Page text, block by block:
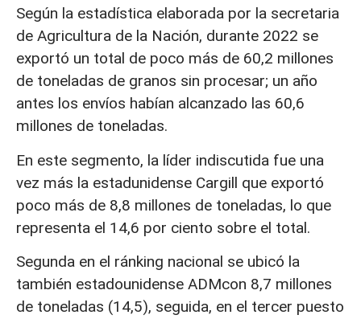
Según la estadística elaborada por la secretaria
de Agricultura de la Nación, durante 2022 se
exportó un total de poco más de 60,2 millones
de toneladas de granos sin procesar; un año
antes los envíos habían alcanzado las 60,6
millones de toneladas.
En este segmento, la líder indiscutida fue una
vez más la estadunidense Cargill que exportó
poco más de 8,8 millones de toneladas, lo que
representa el 14,6 por ciento sobre el total.
Segunda en el ránking nacional se ubicó la
también estadounidense ADMcon 8,7 millones
de toneladas (14,5), seguida, en el tercer puesto